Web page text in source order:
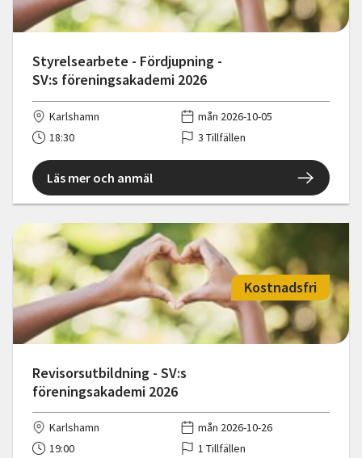
Styrelsearbete - Fördjupning -
SV:s föreningsakademi 2026
Karlshamn
mån 2026-10-05
18:30
3 Tillfällen
Läs mer och anmäl
Revisorsutbildning - SV:s
föreningsakademi 2026
Kostnadsfri
Karlshamn
mån 2026-10-26
19:00
1 Tillfällen